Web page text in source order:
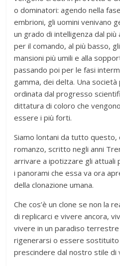
o dominatori: agendo nella
embrioni, gli uomini venivano
un grado di intelligenza dal
per il comando, al più basso,
mansioni più umili e alla
passando poi per le fasi
gamma, dei delta. Una
ordinata dal progresso
dittatura di coloro che
essere i più forti.
Siamo lontani da tutto questo,
romanzo, scritto negli anni
arrivare a ipotizzare gli attuali
i panorami che essa va ora
della clonazione umana.
Che cos’è un clone se non la
di replicarci e vivere ancora,
vivere in un paradiso
rigenerarsi o essere sostituito
prescindere dal nostro stile di